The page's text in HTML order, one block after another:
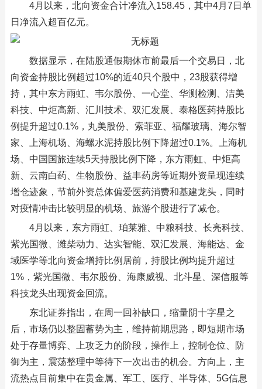
4月以来，北向资金合计净流入158.45，其中4月7日单
日净流入超百亿元。
数据显示，在陆股通假期休市前最后一个交易日，北
向资金持股比例超过10%的近40只个股中，23股获得增
持，其中东方雨虹、韦尔股份、一心堂、华测检测、洁美
科技、中炬高新、汇川技术、双汇发展、泰格医药持股比
例提升超过0.1%，丸美股份、索菲亚、福耀玻璃、海尔智
家、上海机场、海螺水泥持股比例下降超过0.1%。上海机
场、中国国旅连续5天持股比例下降，东方雨虹、中炬高
新、云南白药、生物股份、益丰药房等近期外资呈现连续
增仓迹象，节前外资总体偏爱医药消费和基建龙头，同时
对疫情冲击比较明显的机场、旅游个股进行了减仓。
4月以来，东方雨虹、珀莱雅、中粮科技、长亮科技、
紫光国微、潍柴动力、达实智能、双汇发展、海能达、金
域医学等北向资金增持比例居前，持股比例均提升超过
1%，紫光国微、韦尔股份、海康威视、北斗星、深信服等
科技龙头出现资金回流。
东北证券指出，在周一回补缺口，缩量阴十字星之
后，市场仍以整固蓄势为主，维持前期思路，即短期市场
处于存量博弈、上攻乏力的阶段，操作上，控制仓位、防
御为主，震荡整理中等待下一次出击的机会。方向上，主
流热点目前集中在贵金属、军工、医疗、半导体、5G信息